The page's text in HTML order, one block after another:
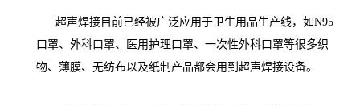
超声焊接目前已经被广泛应用于卫生用品生产线，如N95
口罩、外科口罩、医用护理口罩、一次性外科口罩等很多织
物、薄膜、无纺布以及纸制产品都会用到超声焊接设备。